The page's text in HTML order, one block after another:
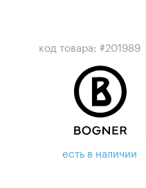
код товара: #201989
есть в наличии